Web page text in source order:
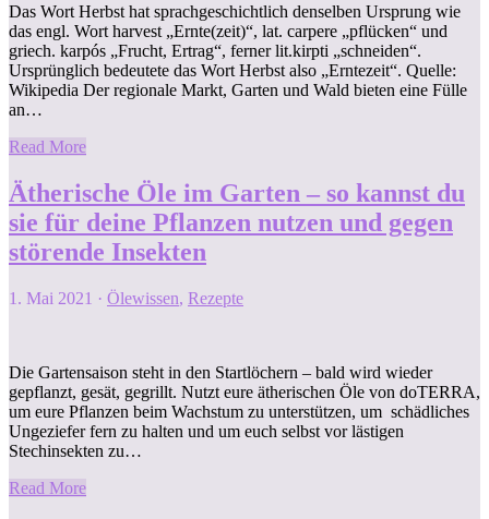
Das Wort Herbst hat sprachgeschichtlich denselben Ursprung wie
das engl. Wort harvest „Ernte(zeit)“, lat. carpere „pflücken“ und
griech. karpós „Frucht, Ertrag“, ferner lit.kirpti „schneiden“.
Ursprünglich bedeutete das Wort Herbst also „Erntezeit“. Quelle:
Wikipedia Der regionale Markt, Garten und Wald bieten eine Fülle
an…
Read More
Ätherische Öle im Garten – so kannst du
sie für deine Pflanzen nutzen und gegen
störende Insekten
1. Mai 2021 · Ölewissen, Rezepte
Die Gartensaison steht in den Startlöchern – bald wird wieder
gepflanzt, gesät, gegrillt. Nutzt eure ätherischen Öle von doTERRA,
um eure Pflanzen beim Wachstum zu unterstützen, um schädliches
Ungeziefer fern zu halten und um euch selbst vor lästigen
Stechinsekten zu…
Read More